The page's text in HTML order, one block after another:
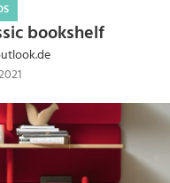
bookshelf